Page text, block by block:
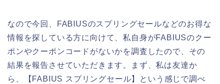
なので今回、FABIUSのスプリングセールなどのお得な
情報を探している方に向けて、私自身がFABIUSのクー
ポンやクーポンコードがないかを調査したので、その
結果を報告させていただきます。まず、私は友達か
ら、【FABIUS スプリングセール】という感じで調べ